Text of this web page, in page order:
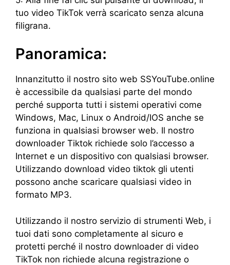
tuo video TikTok verrà scaricato senza alcuna
filigrana.
Panoramica:
Innanzitutto il nostro sito web SSYouTube.online
è accessibile da qualsiasi parte del mondo
perché supporta tutti i sistemi operativi come
Windows, Mac, Linux o Android/IOS anche se
funziona in qualsiasi browser web. Il nostro
downloader Tiktok richiede solo l’accesso a
Internet e un dispositivo con qualsiasi browser.
Utilizzando download video tiktok gli utenti
possono anche scaricare qualsiasi video in
formato MP3.
Utilizzando il nostro servizio di strumenti Web, i
tuoi dati sono completamente al sicuro e
protetti perché il nostro downloader di video
TikTok non richiede alcuna registrazione o